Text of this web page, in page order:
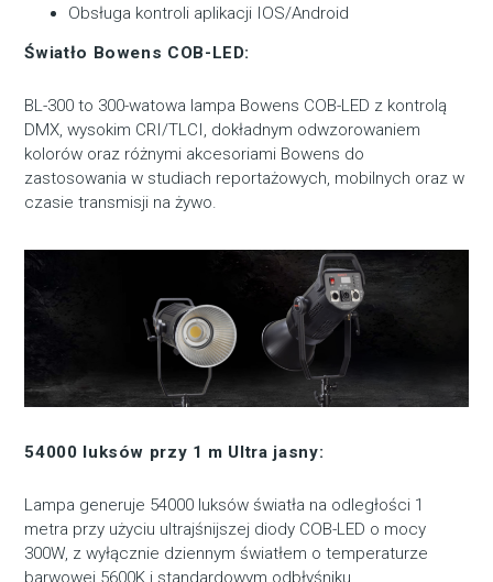
Obsługa kontroli aplikacji IOS/Android
Światło Bowens COB-LED:
BL-300 to 300-watowa lampa Bowens COB-LED z kontrolą
DMX, wysokim CRI/TLCI, dokładnym odwzorowaniem
kolorów oraz różnymi akcesoriami Bowens do
zastosowania w studiach reportażowych, mobilnych oraz w
czasie transmisji na żywo.
54000 luksów przy 1 m Ultra jasny:
Lampa generuje 54000 luksów światła na odległości 1
metra przy użyciu ultrajśnijszej diody COB-LED o mocy
300W, z wyłącznie dziennym światłem o temperaturze
barwowej 5600K i standardowym odbłyśniku.